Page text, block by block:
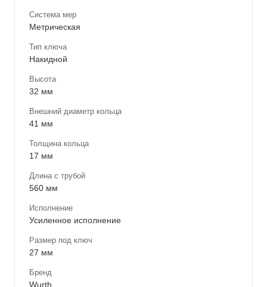
Система мер
Метрическая
Тип ключа
Накидной
Высота
32 мм
Внешний диаметр кольца
41 мм
Толщина кольца
17 мм
Длина с трубой
560 мм
Исполнение
Усиленное исполнение
Размер под ключ
27 мм
Бренд
Wurth